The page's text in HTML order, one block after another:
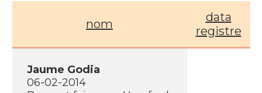
nom
data
registre
Jaume Godia
06-02-2014